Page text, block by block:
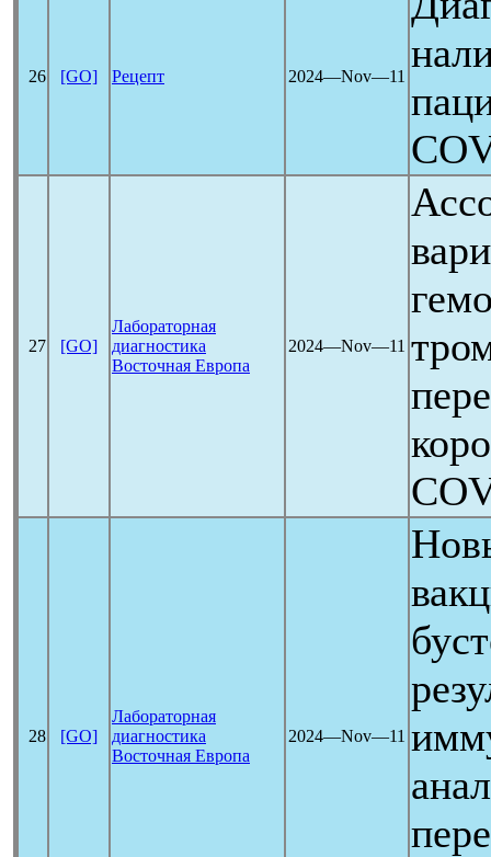
26 [GO] Рецепт 2024―Nov―11
27 [GO]
Лабораторная
диагностика
Восточная Европа
2024―Nov―11
28 [GO]
Лабораторная
диагностика
Восточная Европа
2024―Nov―11